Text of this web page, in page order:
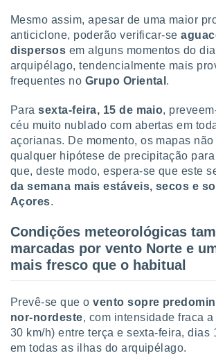
Mesmo assim, apesar de uma maior
anticiclone, poderão verificar-se
dispersos em alguns momentos do
arquipélago, tendencialmente mais
frequentes no Grupo Oriental .
Parasexta-feira, 15 de maio,
céu muito nublado com abertas em
açorianas. De momento, os mapas
qualquer hipótese de precipitação
que, deste modo, espera-se que este
da semana mais estáveis, secos e
Açores.
Condições meteorológicas
marcadas por vento Norte e
mais fresco que o habitual
Prevê-se que ovento sopre
nor-nordeste, com intensidade fraca
30 km/h) entre terça e sexta-feira, dias
em todas as ilhas do arquipélago.